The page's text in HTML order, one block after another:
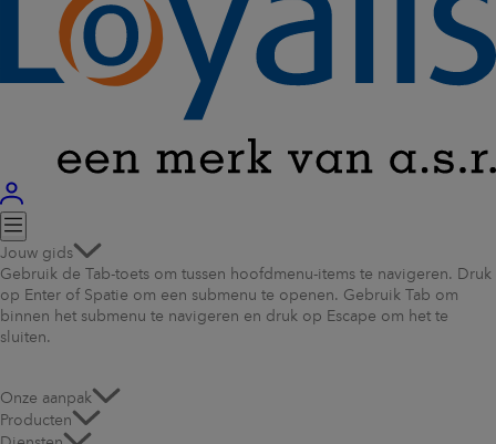
Jouw gids
Gebruik de Tab-toets om tussen hoofdmenu-items te navigeren. Druk
op Enter of Spatie om een submenu te openen. Gebruik Tab om
binnen het submenu te navigeren en druk op Escape om het te
sluiten.
Onze aanpak
Producten